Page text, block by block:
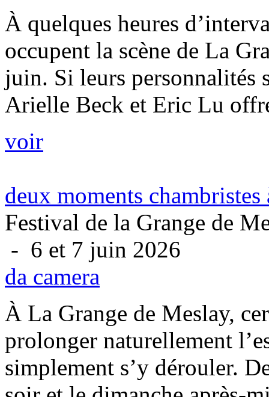
À quelques heures
occupent la scène de La
juin. Si leurs personnalités
Arielle Beck et Eric Lu
voir
deux moments
Festival de la Grange de
- 6 et 7 juin 2026
da camera
À La Grange de Meslay,
prolonger naturellement
simplement s’y dérouler.